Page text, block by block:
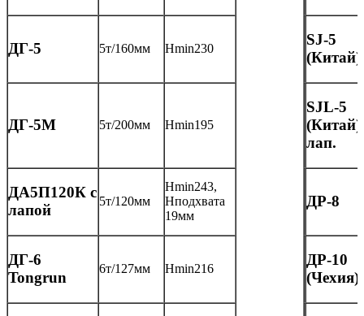
ДГ-5 5т/160мм Нmin230
SJ-5
(Китай)
ДГ-5М 5т/200мм Нmin195
SJL-5
(Китай)
лап.
ДА5П120К с
лапой
5т/120мм
Нmin243,
Нподхвата
19мм
ДР-8
ДГ-6
Tongrun
6т/127мм Нmin216
ДР-10
(Чехия)